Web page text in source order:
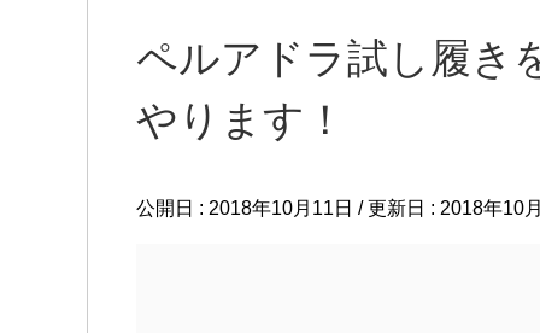
ペルアドラ試し履き
やります！
公開日 : 2018年10月11日 / 更新日 : 2018年10